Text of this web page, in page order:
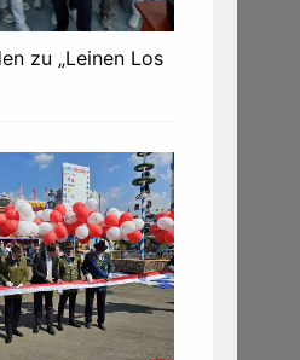
zu „Leinen Los